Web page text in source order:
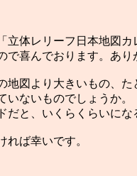
立体レリーフ日本地図カ
で喜んでおります。あり
地図より大きいもの、
いないものでしょうか。
だと、いくらくらいにな
れば幸いです。
奈川